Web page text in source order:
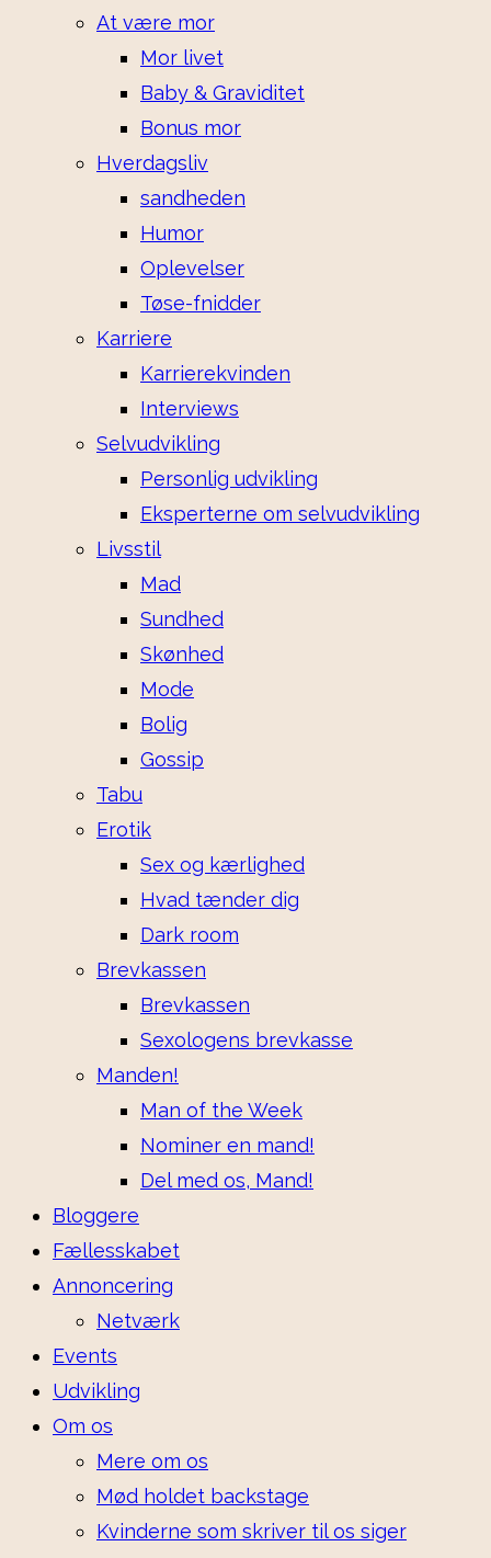
At være mor
Mor livet
Baby & Graviditet
Bonus mor
Hverdagsliv
sandheden
Humor
Oplevelser
Tøse-fnidder
Karriere
Karrierekvinden
Interviews
Selvudvikling
Personlig udvikling
Eksperterne om selvudvikling
Livsstil
Mad
Sundhed
Skønhed
Mode
Bolig
Gossip
Tabu
Erotik
Sex og kærlighed
Hvad tænder dig
Dark room
Brevkassen
Brevkassen
Sexologens brevkasse
Manden!
Man of the Week
Nominer en mand!
Del med os, Mand!
Bloggere
Fællesskabet
Annoncering
Netværk
Events
Udvikling
Om os
Mere om os
Mød holdet backstage
Kvinderne som skriver til os siger